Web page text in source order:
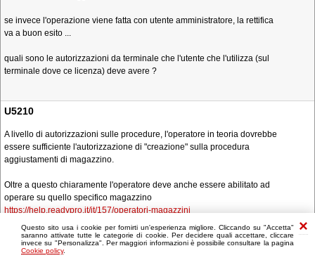
Questo sito usa i cookie per fornirti un'esperienza migliore. Cliccando su "Accetta"
saranno attivate tutte le categorie di cookie. Per decidere quali accettare, cliccare
invece su "Personalizza". Per maggiori informazioni è possibile consultare la pagina
Cookie policy.
se invece l'operazione viene fatta con utente amministratore, la rettifica
va a buon esito ...
quali sono le autorizzazioni da terminale che l'utente che l'utilizza (sul
terminale dove ce licenza) deve avere ?
U5210
A livello di autorizzazioni sulle procedure, l'operatore in teoria dovrebbe
essere sufficiente l'autorizzazione di "creazione" sulla procedura
aggiustamenti di magazzino.
Oltre a questo chiaramente l'operatore deve anche essere abilitato ad
operare su quello specifico magazzino
https://help.readypro.it/it/157/operatori-magazzini